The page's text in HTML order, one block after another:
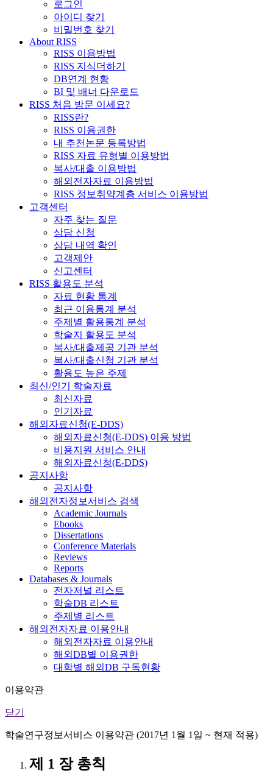
로그인
아이디 찾기
비밀번호 찾기
About RISS
RISS 이용방법
RISS 지식더하기
DB연계 현황
BI 및 배너 다운로드
RISS 처음 방문 이세요?
RISS란?
RISS 이용권한
내 추천논문 등록방법
RISS 자료 유형별 이용방법
복사/대출 이용방법
해외전자자료 이용방법
RISS 정보취약계층 서비스 이용방법
고객센터
자주 찾는 질문
상담 신청
상담 내역 확인
고객제안
신고센터
RISS 활용도 분석
자료 현황 통계
최근 이용통계 분석
주제별 활용통계 분석
학술지 활용도 분석
복사/대출제공 기관 분석
복사/대출신청 기관 분석
활용도 높은 주제
최신/인기 학술자료
최신자료
인기자료
해외자료신청(E-DDS)
해외자료신청(E-DDS) 이용 방법
비용지원 서비스 안내
해외자료신청(E-DDS)
공지사항
공지사항
해외전자정보서비스 검색
Academic Journals
Ebooks
Dissertations
Conference Materials
Reviews
Reports
Databases & Journals
전자저널 리스트
학술DB 리스트
주제별 리스트
해외전자자료 이용안내
해외전자자료 이용안내
해외DB별 이용권한
대학별 해외DB 구독현황
이용약관
닫기
학술연구정보서비스 이용약관 (2017년 1월 1일 ~ 현재 적용)
제 1 장 총칙